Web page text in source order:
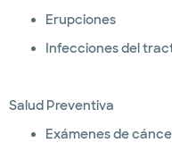
Erupciones
Infecciones del
Salud Preventiva
Exámenes de